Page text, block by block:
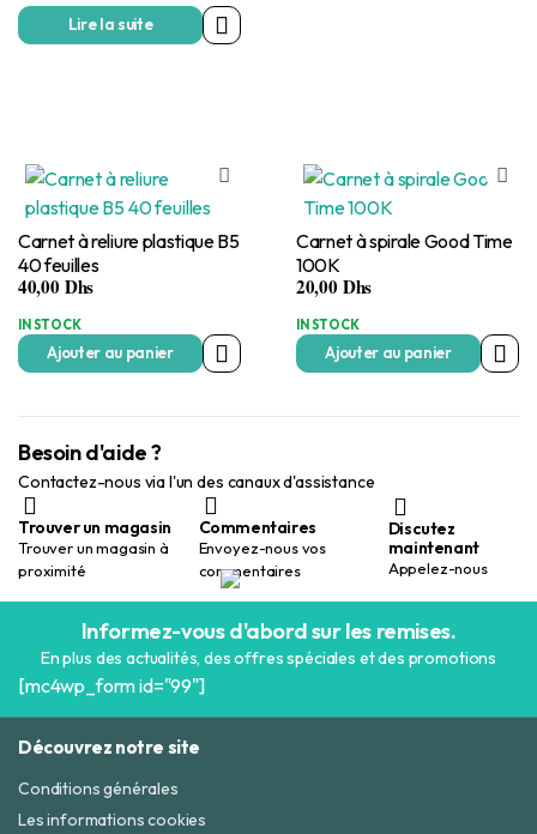
Lire la suite
Carnet à reliure plastique B5
40 feuilles
40,00Dhs
IN STOCK
Ajouter au panier
Carnet à spirale Good Time
100K
20,00Dhs
IN STOCK
Ajouter au panier
Besoin d'aide ?
Contactez-nous via l'un des canaux d'assistance
Trouver un magasin
Trouver un magasin à
proximité
Commentaires
Envoyez-nous vos
commentaires
Discutez
maintenant
Appelez-nous
Informez-vous d'abord sur les remises.
En plus des actualités, des offres spéciales et des promotions
[mc4wp_form id="99"]
Découvrez notre site
Conditions générales
Les informations cookies